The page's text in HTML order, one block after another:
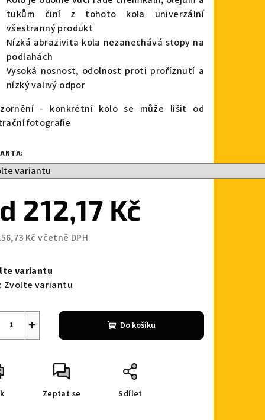
tukům činí z tohoto kola univerzální
všestranný produkt
Nízká abrazivita kola nezanechává stopy na
podlahách
Vysoká nosnost, odolnost proti proříznutí a
nízký valivý odpor
- konkrétní kolo se může lišit od
fotografie
212,17 Kč
Kčvčetně DPH
variantu
Zvolte variantu
+ Do košíku
Zeptat se Sdílet